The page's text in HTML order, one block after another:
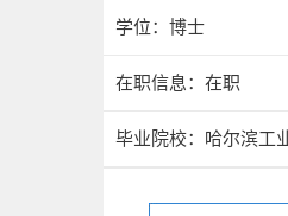
学位：博士
在职信息：在职
毕业院校：哈尔滨工